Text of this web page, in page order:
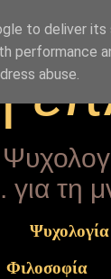
για
Ψυχολογία
Φιλοσοφία
to deliver
performance
abuse.